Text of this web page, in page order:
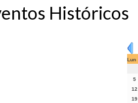
Históricos
Lun
5
12
19